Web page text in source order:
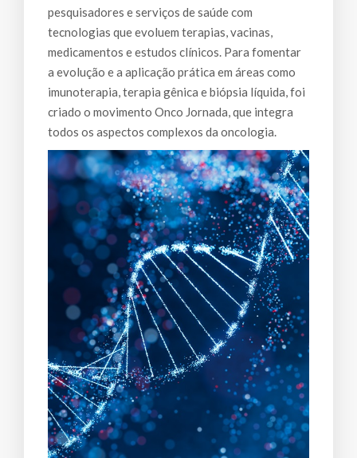
pesquisadores e serviços de saúde com
tecnologias que evoluem terapias, vacinas,
medicamentos e estudos clínicos. Para fomentar
a evolução e a aplicação prática em áreas como
imunoterapia, terapia gênica e biópsia líquida, foi
criado o movimento Onco Jornada, que integra
todos os aspectos complexos da oncologia.